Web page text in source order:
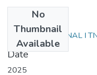
No
Thumbnail
Available
DERECHO PENAL I
Date
2025